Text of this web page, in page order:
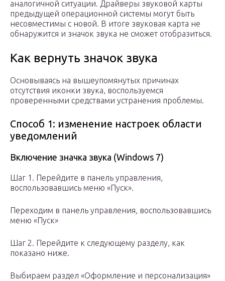
аналогичной ситуации. Драйверы звуковой карты
предыдущей операционной системы могут быть
несовместимы с новой. В итоге звуковая карта не
обнаружится и значок звука не сможет отобразиться.
Как вернуть значок звука
Основываясь на вышеупомянутых причинах
отсутствия иконки звука, воспользуемся
проверенными средствами устранения проблемы.
Способ 1: изменение настроек области
уведомлений
Включение значка звука (Windows 7)
Шаг 1. Перейдите в панель управления,
воспользовавшись меню «Пуск».
Переходим в панель управления, воспользовавшись
меню «Пуск»
Шаг 2. Перейдите к следующему разделу, как
показано ниже.
Выбираем раздел «Оформление и персонализация»